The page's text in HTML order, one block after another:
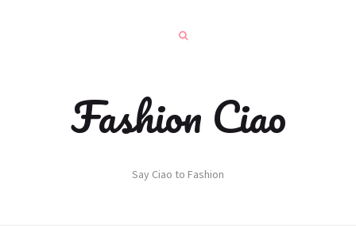
Fashion Ciao
Say Ciao to Fashion